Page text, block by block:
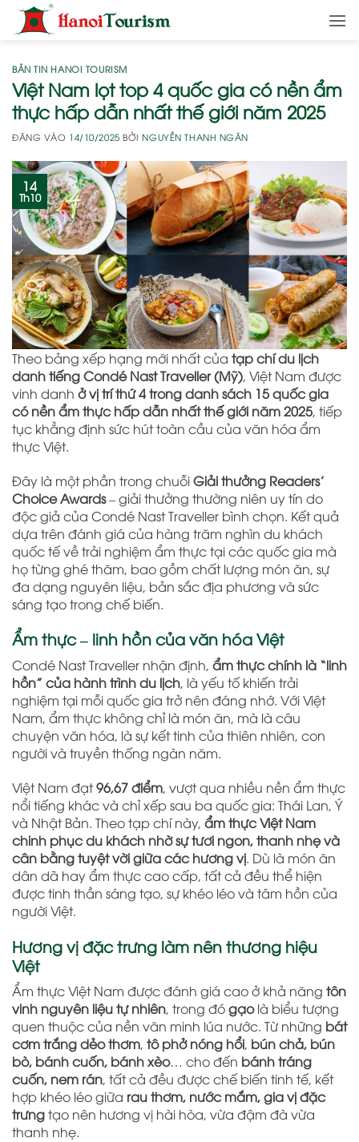
qua
dungBẢN TIN HANOI TOURISM
Việt Nam lọt top 4 quốc gia có nền ẩm
thực hấp dẫn nhất thế giới năm 2025
ĐĂNG VÀO 14/10/2025 BỞINGUYỄN THANH NGÂN
14
Th10
Theo bảng xếp hạng mới nhất của tạp chí du lịch
danh tiếng Condé Nast Traveller (Mỹ), Việt Nam được
vinh danh ở vị trí thứ 4 trong danh sách 15 quốc gia
có nền ẩm thực hấp dẫn nhất thế giới năm 2025, tiếp
tục khẳng định sức hút toàn cầu của văn hóa ẩm
thực Việt.
Đây là một phần trong chuỗiGiải thưởng Readers’
Choice Awards– giải thưởng thường niên uy tín do
độc giả của Condé Nast Traveller bình chọn. Kết quả
dựa trên đánh giá của hàng trăm nghìn du khách
quốc tế về trải nghiệm ẩm thực tại các quốc gia mà
họ từng ghé thăm, bao gồm chất lượng món ăn, sự
đa dạng nguyên liệu, bản sắc địa phương và sức
sáng tạo trong chế biến.
Ẩm thực – linh hồn của văn hóa Việt
Condé Nast Traveller nhận định, ẩm thực chính là “linh
hồn” của hành trình du lịch, là yếu tố khiến trải
nghiệm tại mỗi quốc gia trở nên đáng nhớ. Với Việt
Nam, ẩm thực không chỉ là món ăn, mà là câu
chuyện văn hóa, là sự kết tinh của thiên nhiên, con
người và truyền thống ngàn năm.
Việt Nam đạt96,67 điểm, vượt qua nhiều nền ẩm thực
nổi tiếng khác và chỉ xếp sau ba quốc gia: Thái Lan, Ý
và Nhật Bản. Theo tạp chí này, ẩm thực Việt Nam
chinh phục du khách nhờ sự tươi ngon, thanh nhẹ và
cân bằng tuyệt vời giữa các hương vị. Dù là món ăn
dân dã hay ẩm thực cao cấp, tất cả đều thể hiện
được tinh thần sáng tạo, sự khéo léo và tâm hồn của
người Việt.
Hương vị đặc trưng làm nên thương hiệu
Việt
Ẩm thực Việt Nam được đánh giá cao ở khả năng tôn
vinh nguyên liệu tự nhiên, trong đógạolà biểu tượng
quen thuộc của nền văn minh lúa nước. Từ những bát
cơm trắng dẻo thơm, tô phở nóng hổi, bún chả, bún
bò, bánh cuốn, bánh xèo… cho đến bánh tráng
cuốn, nem rán, tất cả đều được chế biến tinh tế, kết
hợp khéo léo giữa rau thơm, nước mắm, gia vị đặc
trưngtạo nên hương vị hài hòa, vừa đậm đà vừa
thanh nhẹ.